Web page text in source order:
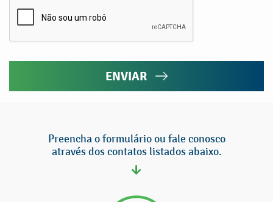
ENVIAR
Preencha o formulário ou fale conosco
através dos contatos listados abaixo.